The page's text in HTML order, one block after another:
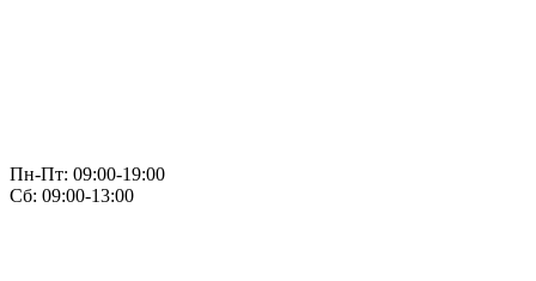
Пн-Пт: 09:00-19:00
Сб: 09:00-13:00